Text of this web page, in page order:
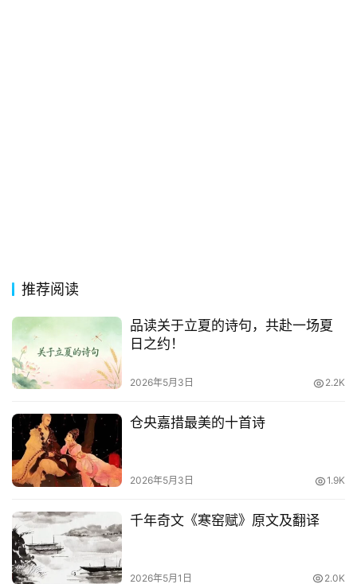
推荐阅读
品读关于立夏的诗句，共赴一场夏
日之约！
2026年5月3日 2.2K
仓央嘉措最美的十首诗
2026年5月3日 1.9K
千年奇文《寒窑赋》原文及翻译
2026年5月1日 2.0K